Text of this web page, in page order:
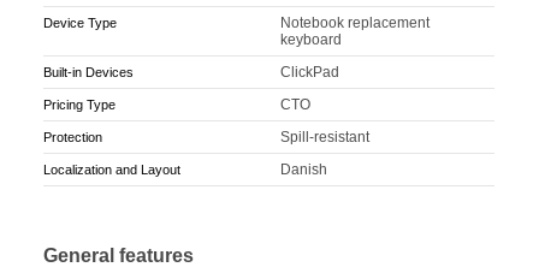
Device Type
Notebook replacement
keyboard
Built-in Devices ClickPad
Pricing Type CTO
Protection Spill-resistant
Localization and Layout Danish
General features